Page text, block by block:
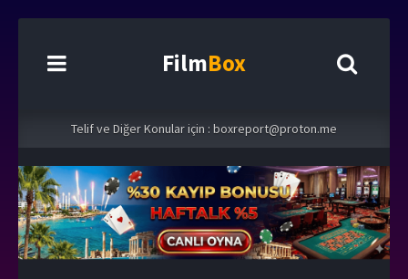
FilmBox
Telif ve Diğer Konular için : boxreport@proton.me